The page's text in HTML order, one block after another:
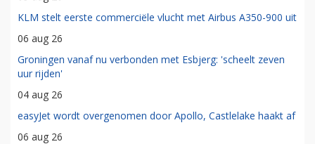
KLM stelt eerste commerciële vlucht met Airbus A350-900 uit
06 aug 26
Groningen vanaf nu verbonden met Esbjerg: 'scheelt zeven
uur rijden'
04 aug 26
easyJet wordt overgenomen door Apollo, Castlelake haakt af
06 aug 26